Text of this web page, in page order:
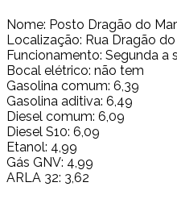
Nome: Posto Dragão do
Localização: Rua Dragão
Funcionamento: Segunda a
Bocal elétrico: não tem
Gasolina comum: 6,39
Gasolina aditiva: 6,49
Diesel comum: 6,09
Diesel S10: 6,09
Etanol: 4,99
Gás GNV: 4,99
ARLA 32: 3,62